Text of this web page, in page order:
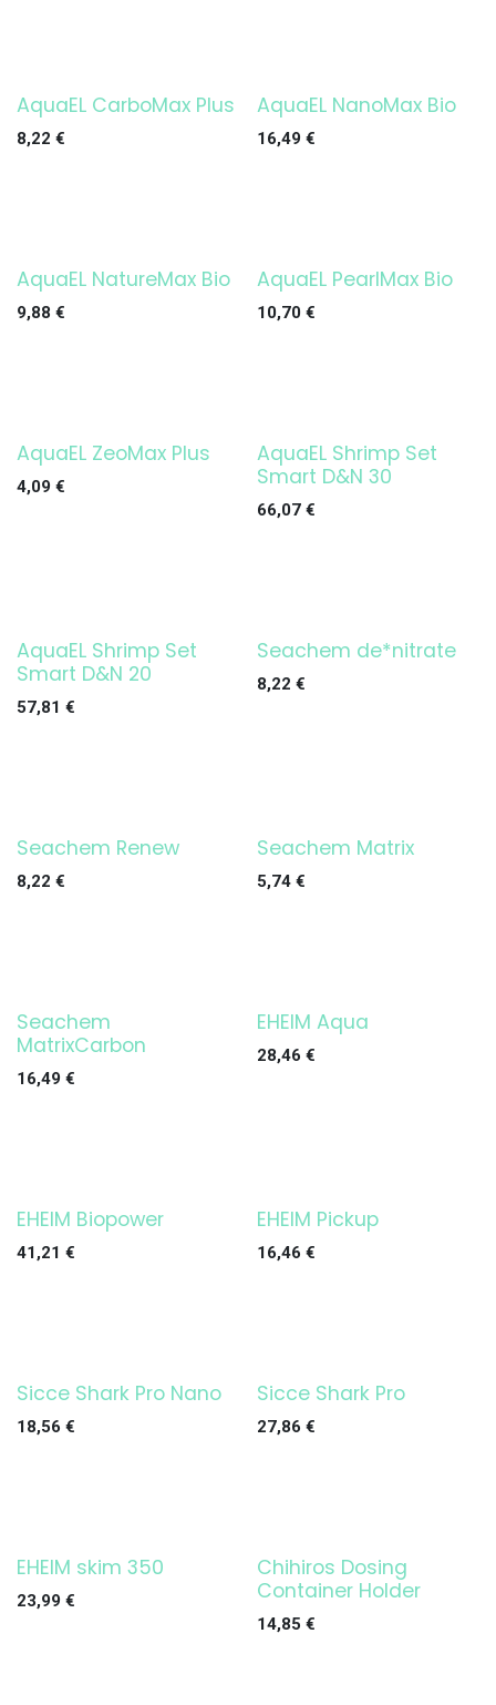
Agotado
AquaEL CarboMax Plus
8,22 €
AquaEL NanoMax Bio
16,49 €
AquaEL NatureMax Bio
9,88 €
AquaEL PearlMax Bio
10,70€
AquaEL ZeoMax Plus
4,09 € ¡OFERTA!
AquaEL Shrimp Set
Smart D&N 30
66,07€
¡OFERTA!
AquaEL Shrimp Set
Smart D&N 20
57,81 €
Seachem de*nitrate
8,22 €
Seachem Renew
8,22 €
Seachem Matrix
5,74€
Seachem
MatrixCarbon
16,49 €
¡OFERTA!
EHEIM Aqua
28,46 €
¡OFERTA!
EHEIM Biopower
41,21 € ¡OFERTA!
EHEIM Pickup
16,46 €
¡OFERTA!
Sicce Shark Pro Nano
18,56 € ¡OFERTA!
Sicce Shark Pro
27,86 €
¡OFERTA!
EHEIM skim 350
23,99 € ¡OFERTA!
Chihiros Dosing
Container Holder
14,85 €